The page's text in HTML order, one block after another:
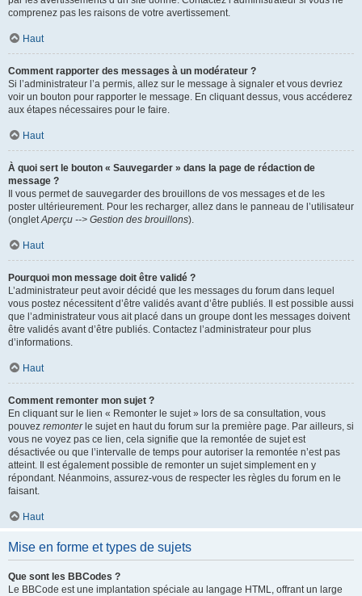
comprenez pas les raisons de votre avertissement.
Haut
Comment rapporter des messages à un modérateur ?
Si l’administrateur l’a permis, allez sur le message à signaler et vous devriez
voir un bouton pour rapporter le message. En cliquant dessus, vous accéderez
aux étapes nécessaires pour le faire.
Haut
À quoi sert le bouton « Sauvegarder » dans la page de rédaction de
message ?
Il vous permet de sauvegarder des brouillons de vos messages et de les
poster ultérieurement. Pour les recharger, allez dans le panneau de l’utilisateur
(ongletAperçu --> Gestion des brouillons).
Haut
Pourquoi mon message doit être validé ?
L’administrateur peut avoir décidé que les messages du forum dans lequel
vous postez nécessitent d’être validés avant d’être publiés. Il est possible aussi
que l’administrateur vous ait placé dans un groupe dont les messages doivent
être validés avant d’être publiés. Contactez l’administrateur pour plus
d’informations.
Haut
Comment remonter mon sujet ?
En cliquant sur le lien « Remonter le sujet » lors de sa consultation, vous
pouvez remonterle sujet en haut du forum sur la première page. Par ailleurs, si
vous ne voyez pas ce lien, cela signifie que la remontée de sujet est
désactivée ou que l’intervalle de temps pour autoriser la remontée n’est pas
atteint. Il est également possible de remonter un sujet simplement en y
répondant. Néanmoins, assurez-vous de respecter les règles du forum en le
faisant.
Haut
Mise en forme et types de sujets
Que sont les BBCodes ?
Le BBCode est une implantation spéciale au langage HTML, offrant un large